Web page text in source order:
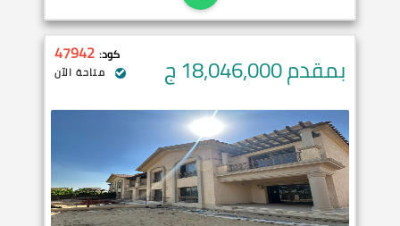
بمقدم 18,046,000 ج كود: 47942
متاحة الآن